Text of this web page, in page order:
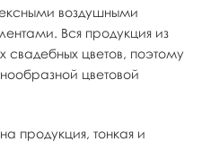
воздушными
Вся продукция из
свадебных цветов, поэтому
цветовой
продукция, тонкая и